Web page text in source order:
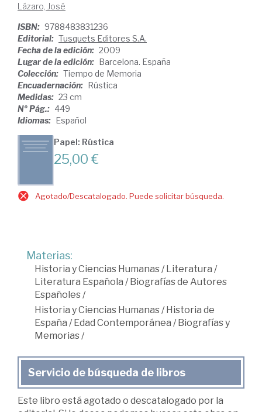
Lázaro, José
ISBN: 9788483831236
Editorial: Tusquets Editores S.A.
Fecha de la edición: 2009
Lugar de la edición: Barcelona. España
Colección: Tiempo de Memoria
Encuadernación: Rústica
Medidas: 23 cm
Nº Pág.: 449
Idiomas: Español
Papel: Rústica
25,00 €
Agotado/Descatalogado. Puede solicitar búsqueda.
Materias:
Historia y Ciencias Humanas /Literatura /
Literatura Española /Biografías de Autores
Españoles /
Historia y Ciencias Humanas /Historia de
España /Edad Contemporánea /Biografías y
Memorias /
Servicio de búsqueda de libros
Este libro está agotado o descatalogado por la